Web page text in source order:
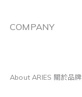
COMPANY
About ARIES 關於品牌